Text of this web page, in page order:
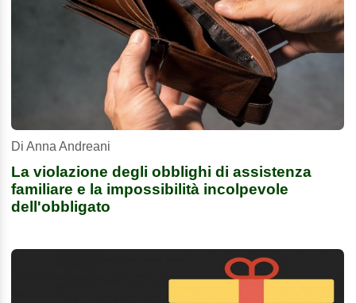
Di Anna Andreani
La violazione degli obblighi di assistenza
familiare e la impossibilità incolpevole
dell'obbligato